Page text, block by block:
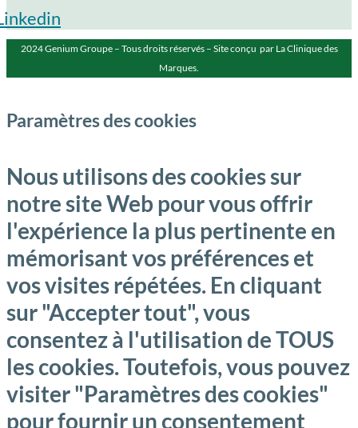
2024 Genium Groupe – Tous droits réservés – Site conçu par La Clinique des
Marques.
Paramètres des cookies
Nous utilisons des cookies sur
notre site Web pour vous offrir
l'expérience la plus pertinente en
mémorisant vos préférences et
vos visites répétées. En cliquant
sur "Accepter tout", vous
consentez à l'utilisation de TOUS
les cookies. Toutefois, vous pouvez
visiter "Paramètres des cookies"
pour fournir un consentement